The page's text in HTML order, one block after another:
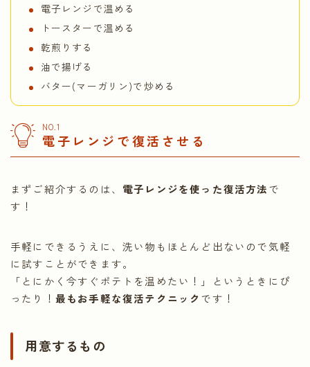
電子レンジで温める
トースターで温める
乾煎りする
油で揚げる
バター(マーガリン)で炒める
NO.1
電子レンジで復活させる
まずご紹介するのは、 電子レンジを使った復活方法で
す！
手軽にできるうえに、洗い物もほとんど出ないので気軽
に試すことができます。
「とにかく今すぐポテトを温めたい！」というときにぴ
ったり！ 最もお手軽な復活テクニック です！
用意するもの